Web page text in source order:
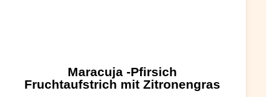
Maracuja -Pfirsich
Fruchtaufstrich mit Zitronengras